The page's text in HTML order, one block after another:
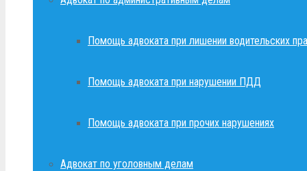
Помощь адвоката при лишении водительских
Помощь адвоката при нарушении ПДД
Помощь адвоката при прочих нарушениях
Адвокат по уголовным делам